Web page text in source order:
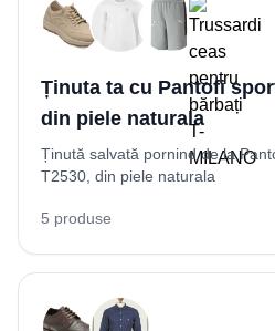
Ținuta ta cu Pantofi
din piele naturala
Ținută salvată pornind de la
T2530, din piele naturala
5 produse